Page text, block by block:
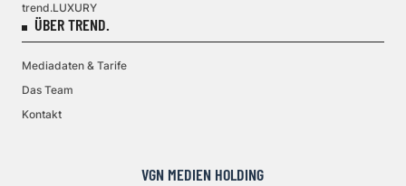
trend.LUXURY
ÜBER TREND.
Mediadaten & Tarife
Das Team
Kontakt
VGN MEDIEN HOLDING